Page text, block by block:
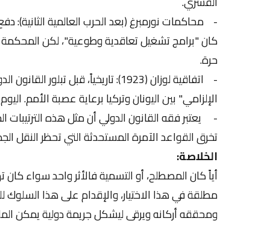
- محاكمات نورمبرغ (بعد الحرب العالمية الثانية):
كان "برامج تشغيل تعاقدية وطوعية"، لكن
حرة.
- اتفاقية لوزان (1923): تاريخياً،
الإلزامي" بين اليونان وتركيا برعاية عصبة الأمم. اليوم
- يعتبر فقه القانون الدولي أن مثل هذه الترتيبات
تخرق القواعد الآمرة المستحدثة التي تحظر النقل
الخلاصة:
أياً كان المصطلح، أو التسمية فالأثر واحد سواء
مطلقة في هذا الاختيار، والإقدام على هذا
ومحققه أركانه ويرقى ليشكل جريمة دولية يمكن